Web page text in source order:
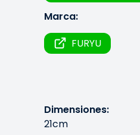
Marca:
FURYU
Dimensiones:
21cm